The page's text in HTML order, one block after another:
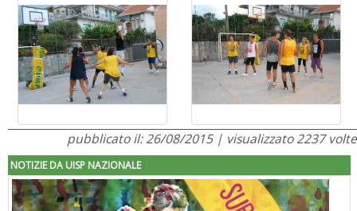
pubblicato il: 26/08/2015 | visualizzato 2237 volte
NOTIZIE DA UISP NAZIONALE